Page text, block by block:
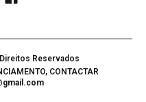
Reservados
CONTACTAR